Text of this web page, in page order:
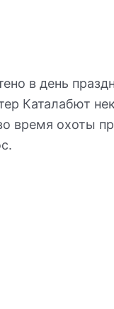
в день
Каталабют
охоты